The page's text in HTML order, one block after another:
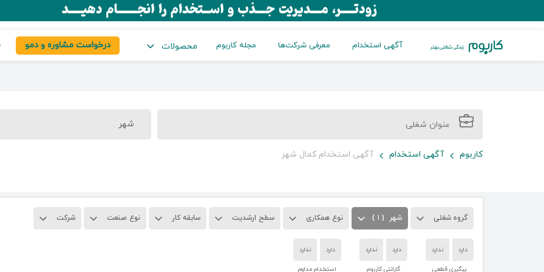
آگهی استخدام معرفی شرکت‌ها مجله کاربوم محصولات درخواست مشاوره و دمو
شهر
کاربوم آگهی استخدام آگهی استخدام کمال شهر
گروه شغلی شهر ( ۱ ) نوع همکاری سطح ارشدیت سابقه کار نوع صنعت شرکت
دارد ندارد
پیگیری قطعی
دارد ندارد
گارانتی کاربوم
دارد ندارد
استخدام مداوم